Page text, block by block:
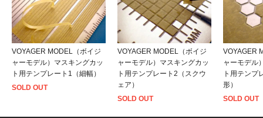
VOYAGER MODEL（ボイジ
ャーモデル）マスキングカッ
ト用テンプレート1（細幅）
SOLD OUT
VOYAGER MODEL（ボイジ
ャーモデル）マスキングカッ
ト用テンプレート2（スクウ
ェア）
SOLD OUT
VOYAGER
ャーモデル
ト用テンプ
形）
SOLD OUT